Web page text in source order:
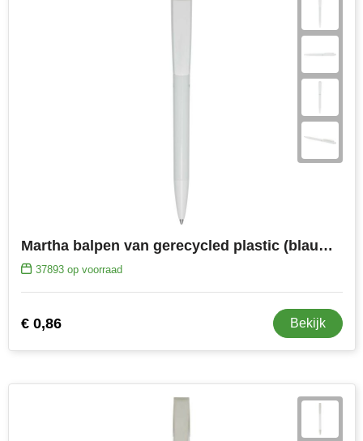
Martha balpen van gerecycled plastic (blauwe inkt)
37893op voorraad
€ 0,86 Bekijk